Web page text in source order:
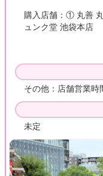
購入店舗：① 丸善
ュンク堂 池袋本店
その他：店舗営業時
未定